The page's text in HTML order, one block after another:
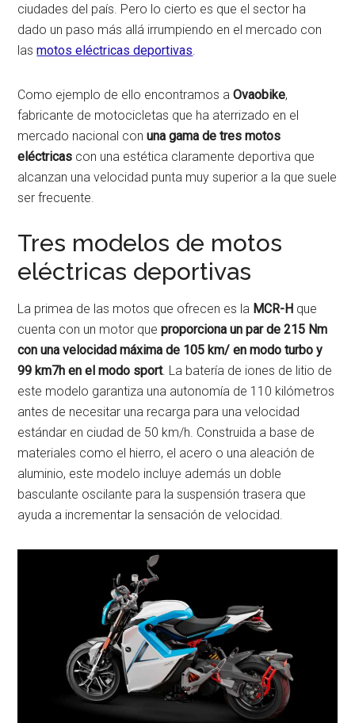
ciudades del país. Pero lo cierto es que el sector ha
dado un paso más allá irrumpiendo en el mercado con
lasmotos eléctricas deportivas
Como ejemplo de ello encontramos aOvaobike,
fabricante de motocicletas que ha aterrizado en el
mercado nacional conuna gama de tres motos
eléctricas con una estética claramente deportiva que
alcanzan una velocidad punta muy superior a la que suele
ser frecuente.
Tres modelos de motos
eléctricas deportivas
La primea de las motos que ofrecen es la MCR-H que
cuenta con un motor queproporciona un par de 215 Nm
con una velocidad máxima de 105 km/ en modo turbo y
99 km7h en el modo sport. La batería de iones de litio de
este modelo garantiza una autonomía de 110 kilómetros
antes de necesitar una recarga para una velocidad
estándar en ciudad de 50 km/h. Construida a base de
materiales como el hierro, el acero o una aleación de
aluminio, este modelo incluye además un doble
basculante oscilante para la suspensión trasera que
ayuda a incrementar la sensación de velocidad.